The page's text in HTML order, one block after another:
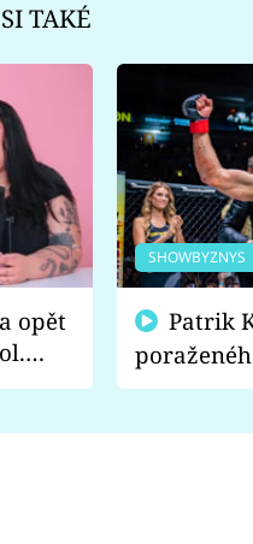
TAKÉ
opět
a
SHOWBYZNYS
fanoušci